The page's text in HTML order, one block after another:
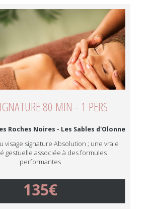
80 MIN - 1 PERS
Roches Noires - Les Sables d'Olonne
visage signature Absolution ; une vraie
gestuelle associée à des formules
performantes
135€